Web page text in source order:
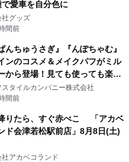
で愛車を自分色に
社グッズ
間前
んちゅうさぎ』『んぽちゃむ』
ンのコスメ＆メイクパフがミル
から登場！見ても使っても楽し
ップでキュートなコレクショ
スタイルカンパニー株式会社
間前
りたら、すぐ赤べこ 「アカベ
ド会津若松駅前店」8月8日(土)
社アカベコランド